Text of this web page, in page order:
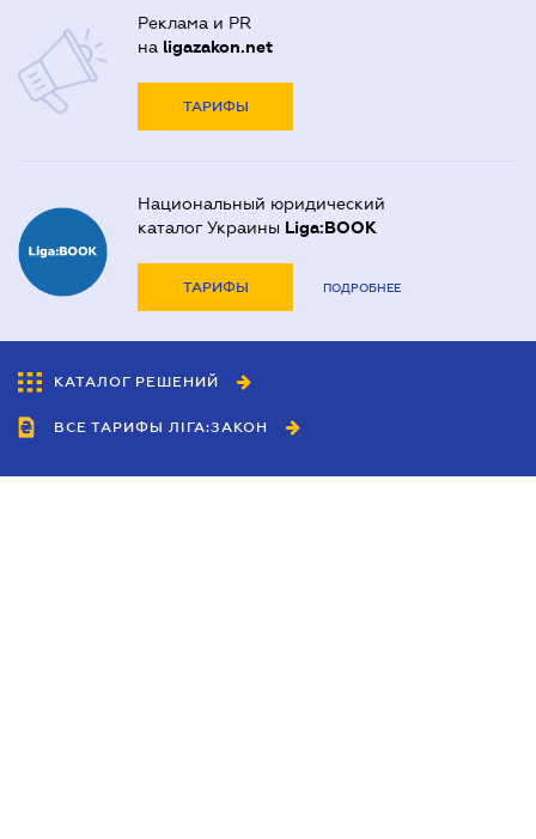
Реклама и PR
на ligazakon.net
ТАРИФЫ
Национальный юридический
каталог Украины Liga:BOOK
ТАРИФЫ ПОДРОБНЕЕ
КАТАЛОГ РЕШЕНИЙ
ВСЕ ТАРИФЫ ЛІГА:ЗАКОН